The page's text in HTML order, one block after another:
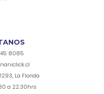
8085
La Florida
a 22:30hrs